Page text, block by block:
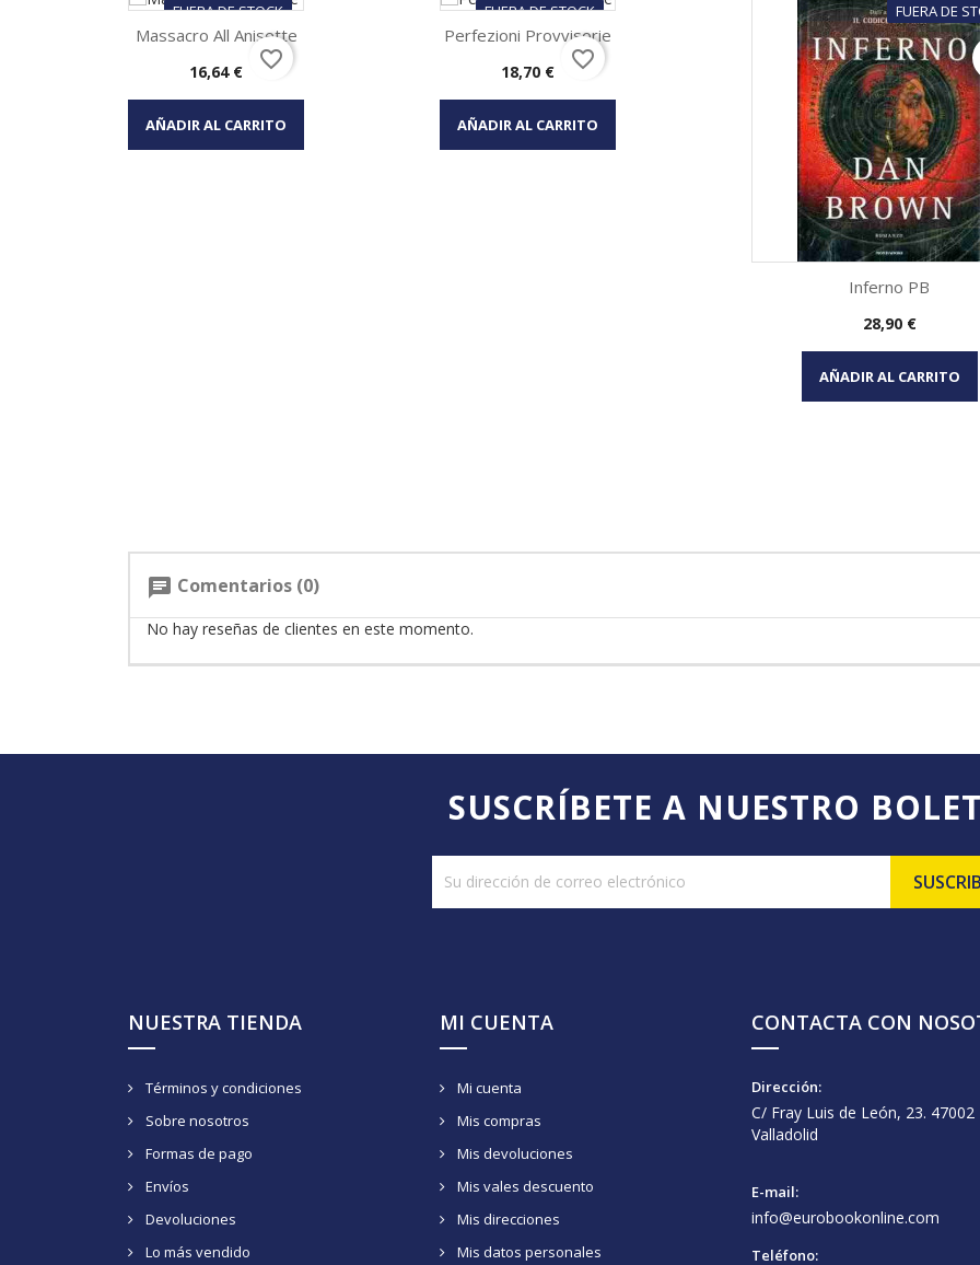
FUERA DE STOCK
Vista rápida
Massacro All Anisette
Precio
16,64 €
AÑADIR AL CARRITO
favorite_border
FUERA DE STOCK
Vista rápida
Perfezioni Provvisorie
Precio
18,70 €
AÑADIR AL CARRITO
favorite_border
FUERA DE
Vista rápida
Inferno PB
Precio
28,90 €
AÑADIR AL CARRITO
chat Comentarios (0)
No hay reseñas de clientes en este momento.
SUSCRÍBETE A NUESTRO
NUESTRA TIENDA
Términos y condiciones
Sobre nosotros
Formas de pago
Envíos
Devoluciones
Lo más vendido
MI CUENTA
Mi cuenta
Mis compras
Mis devoluciones
Mis vales descuento
Mis direcciones
Mis datos personales
CONTACTA CON
Dirección:
C/ Fray Luis de León, 23. 47002
Valladolid
E-mail:
info@eurobookonline.com
Teléfono: